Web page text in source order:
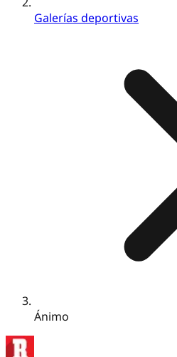
Galerías deportivas
Ánimo